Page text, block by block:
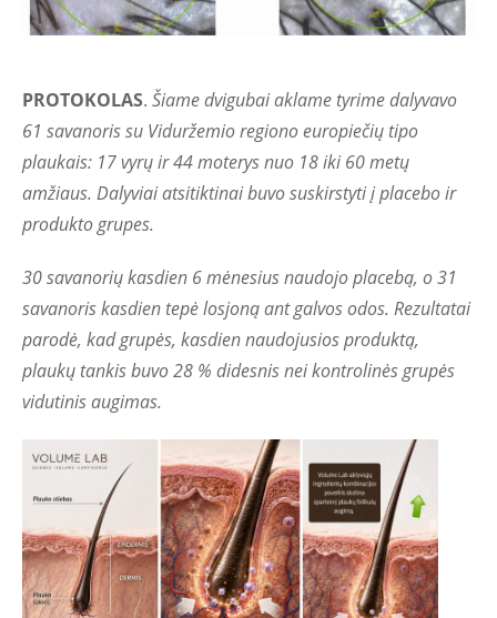
PROTOKOLAS. Šiame dvigubai aklame tyrime dalyvavo
61 savanoris su Viduržemio regiono europiečių tipo
plaukais: 17 vyrų ir 44 moterys nuo 18 iki 60 metų
amžiaus. Dalyviai atsitiktinai buvo suskirstyti į placebo ir
produkto grupes.
30 savanorių kasdien 6 mėnesius naudojo placebą, o 31
savanoris kasdien tepė losjoną ant galvos odos. Rezultatai
parodė, kad grupės, kasdien naudojusios produktą,
plaukų tankis buvo 28 % didesnis nei kontrolinės grupės
vidutinis augimas.